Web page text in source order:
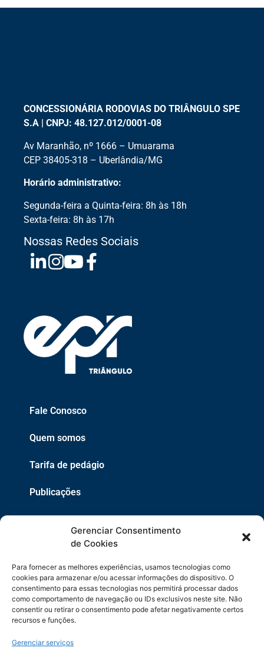
Gerenciar Consentimento
de Cookies
Para fornecer as melhores experiências, usamos tecnologias como
cookies para armazenar e/ou acessar informações do dispositivo. O
consentimento para essas tecnologias nos permitirá processar dados
como comportamento de navegação ou IDs exclusivos neste site. Não
consentir ou retirar o consentimento pode afetar negativamente certos
recursos e funções.
Gerenciar serviços
CONCESSIONÁRIA RODOVIAS DO TRIÂNGULO SPE
S.A | CNPJ: 48.127.012/0001-08
Av Maranhão, nº 1666 – Umuarama
CEP 38405-318 – Uberlândia/MG
Horário administrativo:
Segunda-feira a Quinta-feira: 8h às 18h
Sexta-feira: 8h às 17h
Nossas Redes Sociais
Fale Conosco
Quem somos
Tarifa de pedágio
Publicações
EPR
Copyright 2021 © 2026 Grupo EPR - Todos Os Direitos
Código de Defesa do Consumidor
Política de Cookies